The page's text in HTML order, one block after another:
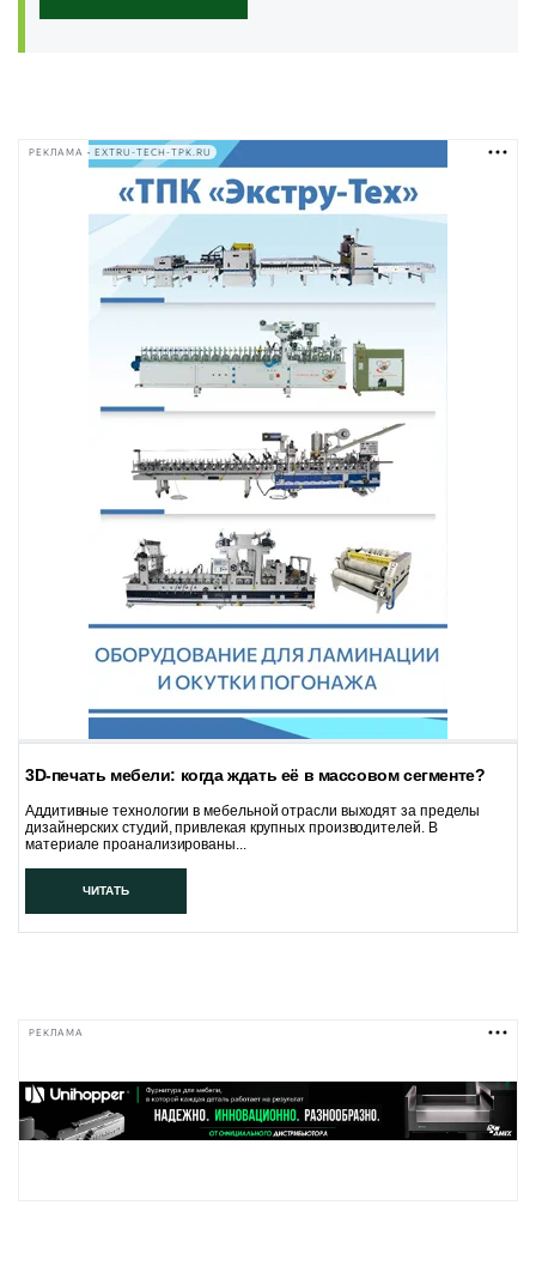
РЕКЛАМА • EXTRU-TECH-TPK.RU
3D-печать мебели: когда ждать её в массовом сегменте?
Аддитивные технологии в мебельной отрасли выходят за пределы
дизайнерских студий, привлекая крупных производителей. В
материале проанализированы...
ЧИТАТЬ
РЕКЛАМА